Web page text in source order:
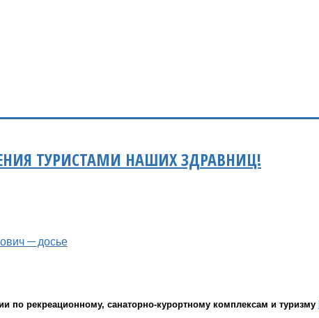
ТУРИСТАМИ НАШИХ ЗДРАВНИЦ!
— досье
по рекреационному, санаторно-курортному комплексам и туризму